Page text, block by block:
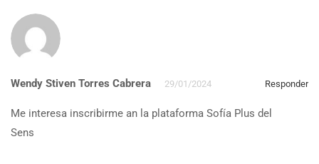
Wendy Stiven Torres Cabrera 29/01/2024 Responder
Me interesa inscribirme an la plataforma Sofía Plus del
Sens